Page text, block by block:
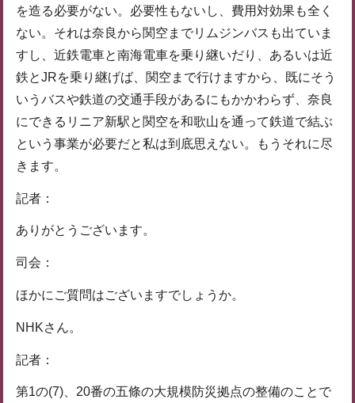
を造る必要がない。必要性もないし、費用対効果も全く
ない。それは奈良から関空までリムジンバスも出ていま
すし、近鉄電車と南海電車を乗り継いだり、あるいは近
鉄とJRを乗り継げば、関空まで行けますから、既にそう
いうバスや鉄道の交通手段があるにもかかわらず、奈良
にできるリニア新駅と関空を和歌山を通って鉄道で結ぶ
という事業が必要だと私は到底思えない。もうそれに尽
きます。
記者：
ありがとうございます。
司会：
ほかにご質問はございますでしょうか。
NHKさん。
記者：
第1の(7)、20番の五條の大規模防災拠点の整備のことで